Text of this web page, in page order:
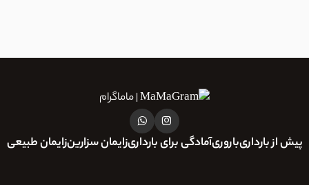
پیش از بارداریباروریآمادگی برای بارداریزایمان سزارینزایمان طبیعی